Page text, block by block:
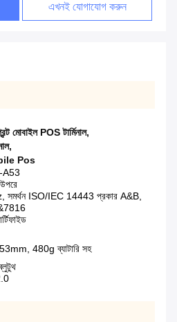
এখনই যোগাযোগ করুন
মোবাইল POS টার্মিনাল,
,
Pos
A53
ISO/IEC 14443 প্রকার A&B,
480g ব্যাটারি সহ